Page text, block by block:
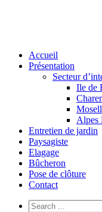
Accueil
Présentation
Secteur
Ile de
Alpes
Entretien de jardin
Paysagiste
Elagage
Bûcheron
Pose de clôture
Contact